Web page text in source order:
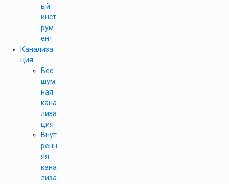
ый
инст
рум
ент
Канализа
ция
Бес
шум
ная
кана
лиза
ция
Внут
ренн
яя
кана
лиза